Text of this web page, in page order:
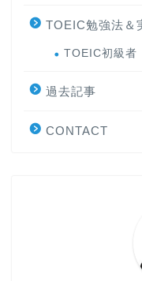
TOEIC勉強法＆
TOEIC初級者
過去記事
CONTACT
英
い